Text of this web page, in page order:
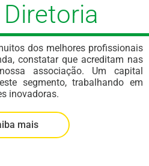
dos melhores profissionais
constatar que acreditam nas
associação. Um capital
segmento, trabalhando em
inovadoras.
mais